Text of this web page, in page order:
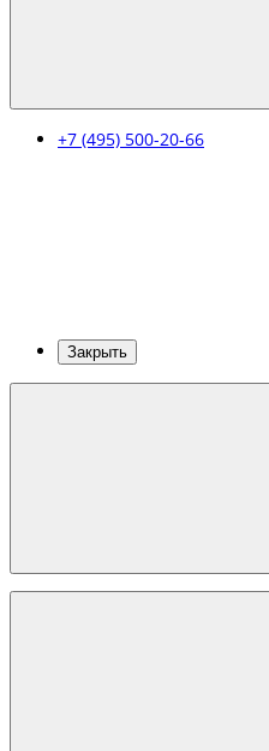
+7 (495) 500-20-66
Закрыть